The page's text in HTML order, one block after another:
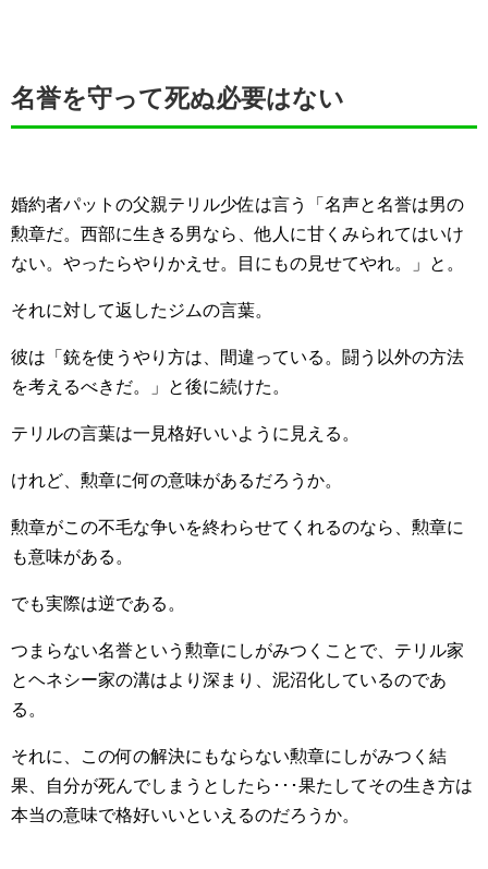
名誉を守って死ぬ必要はない
婚約者パットの父親テリル少佐は言う「名声と名誉は男の
勲章だ。西部に生きる男なら、他人に甘くみられてはいけ
ない。やったらやりかえせ。目にもの見せてやれ。」と。
それに対して返したジムの言葉。
彼は「銃を使うやり方は、間違っている。闘う以外の方法
を考えるべきだ。」と後に続けた。
テリルの言葉は一見格好いいように見える。
けれど、勲章に何の意味があるだろうか。
勲章がこの不毛な争いを終わらせてくれるのなら、勲章に
も意味がある。
でも実際は逆である。
つまらない名誉という勲章にしがみつくことで、テリル家
とヘネシー家の溝はより深まり、泥沼化しているのであ
る。
それに、この何の解決にもならない勲章にしがみつく結
果、自分が死んでしまうとしたら･･･果たしてその生き方は
本当の意味で格好いいといえるのだろうか。